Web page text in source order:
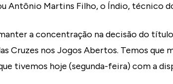
Antônio Martins Filho, o Índio, técnico
a concentração na decisão do
Cruzes nos Jogos Abertos. Temos que
tivemos hoje (segunda-feira) com a